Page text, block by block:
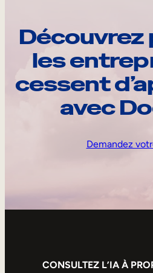
Découvrez
les
cessent
avec
Demandez
CONSULTEZ L’IA À